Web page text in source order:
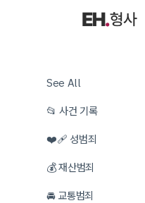
See All
📂 사건 기록
❤️‍🩹 성범죄
💰 재산범죄
🚘 교통범죄